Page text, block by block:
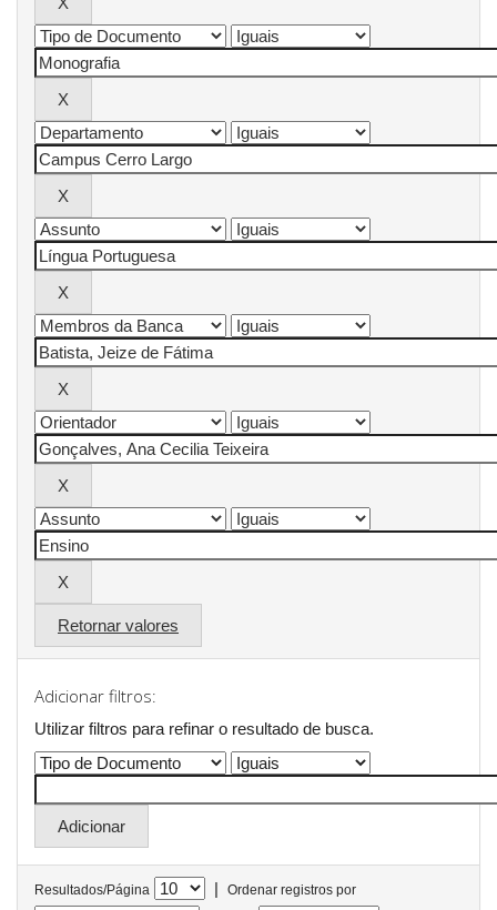
Retornar valores
Adicionar filtros:
Utilizar filtros para refinar o resultado de busca.
Resultados/Página |
Ordenar registros por